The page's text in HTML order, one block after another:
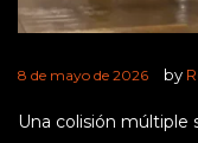
8 de mayo de 2026 by
Una colisión múltiple